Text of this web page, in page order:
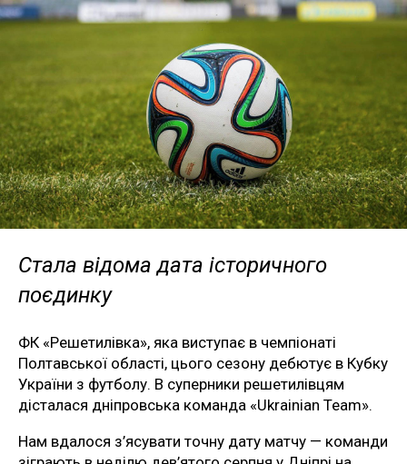
Стала відома дата історичного
поєдинку
ФК «Решетилівка», яка виступає в чемпіонаті
Полтавської області, цього сезону дебютує в Кубку
України з футболу. В суперники решетилівцям
дісталася дніпровська команда «Ukrainian Team».
Нам вдалося з’ясувати точну дату матчу — команди